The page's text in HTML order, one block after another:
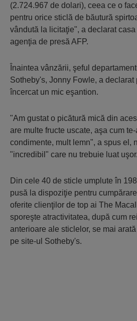
(2.724.967 de dolari), ceea ce o
pentru orice sticlă de băutură
vândută la licitaţie", a declarat
agenţia de presă AFP.
Înaintea vânzării, şeful
Sotheby's, Jonny Fowle, a declarat
încercat un mic eşantion.
"Am gustat o picătură mică din
are multe fructe uscate, aşa cum
condimente, mult lemn", a spus el,
"incredibil" care nu trebuie luat uşor.
Din cele 40 de sticle umplute în
pusă la dispoziţie pentru
oferite clienţilor de top ai The
sporeşte atractivitatea, după cum
anterioare ale sticlelor, se mai
pe site-ul Sotheby's.